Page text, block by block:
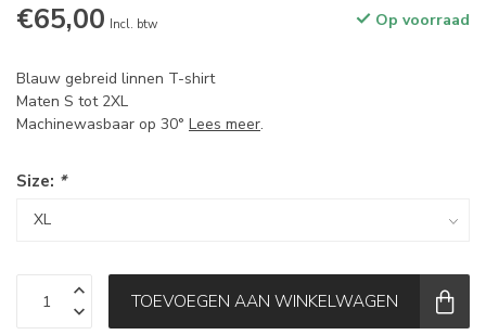
€65,00 Incl. btw Op voorraad
Blauw gebreid linnen T-shirt
Maten S tot 2XL
Machinewasbaar op 30° Lees meer.
Size: *
TOEVOEGEN AAN WINKELWAGEN